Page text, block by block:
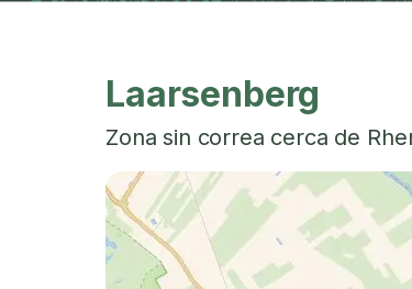
Laarsenberg
Zona sin correa cerca de